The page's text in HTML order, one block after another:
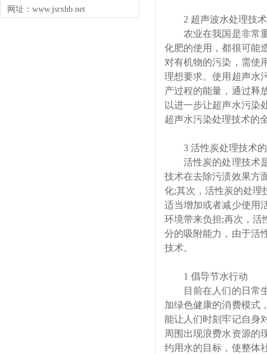
网址：www.jsrxhb.net
2 超声波水处理技术
农业在我国是非常
化肥的使用，都很可能
对有机物的污染，需使
理想要求。使用超声水
产过程的能量，通过释
以进一步让超声水污染
超声水污染处理技术的
3 活性炭处理技术
活性炭的处理技术
技术在去除污渍效果方
化;其次，活性炭的处理
适当增加或者减少使用
环境带来负担;再次，活
分的吸附能力，由于活
技术。
1 倡导节水行动
目前在人们的日常
加绿色健康的消费模式
能让人们时刻牢记自身
周围出现浪费水资源的
约用水的目标，使整体